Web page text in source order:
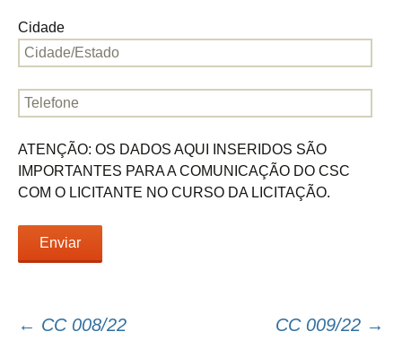
Cidade
ATENÇÃO: OS DADOS AQUI INSERIDOS SÃO
IMPORTANTES PARA A COMUNICAÇÃO DO CSC
COM O LICITANTE NO CURSO DA LICITAÇÃO.
← CC 008/22 CC 009/22 →